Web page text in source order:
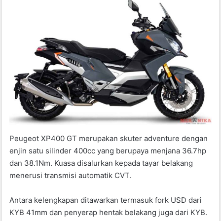
Peugeot XP400 GT merupakan skuter adventure dengan
enjin satu silinder 400cc yang berupaya menjana 36.7hp
dan 38.1Nm. Kuasa disalurkan kepada tayar belakang
menerusi transmisi automatik CVT.
Antara kelengkapan ditawarkan termasuk fork USD dari
KYB 41mm dan penyerap hentak belakang juga dari KYB.